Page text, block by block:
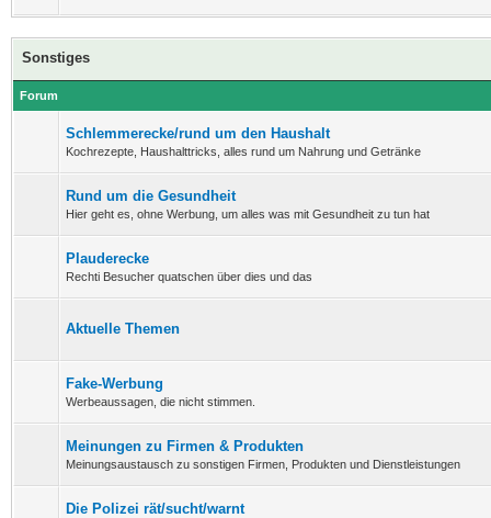
Sonstiges
Forum
Schlemmerecke/rund um den Haushalt
Kochrezepte, Haushalttricks, alles rund um Nahrung und Getränke
Rund um die Gesundheit
Hier geht es, ohne Werbung, um alles was mit Gesundheit zu tun hat
Plauderecke
Rechti Besucher quatschen über dies und das
Aktuelle Themen
Fake-Werbung
Werbeaussagen, die nicht stimmen.
Meinungen zu Firmen & Produkten
Meinungsaustausch zu sonstigen Firmen, Produkten und Dienstleistungen
Die Polizei rät/sucht/warnt